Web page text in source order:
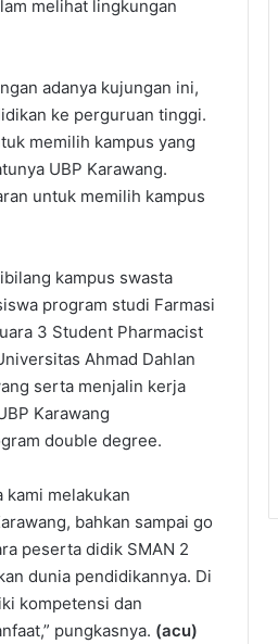
melihat lingkungan
adanya kujungan ini,
ke perguruan tinggi.
memilih kampus yang
UBP Karawang.
untuk memilih kampus
kampus swasta
program studi Farmasi
3 Student Pharmacist
Ahmad Dahlan
serta menjalin kerja
Karawang
double degree.
melakukan
bahkan sampai go
peserta didik SMAN 2
dunia pendidikannya. Di
kompetensi dan
pungkasnya. (acu)